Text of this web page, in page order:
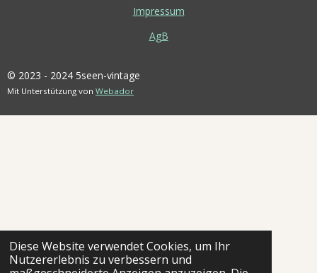
Diese Website verwendet Cookies, um Ihr
Nutzererlebnis zu verbessern und
Impressum
AgB
© 2023 - 2024 5seen-vintage
Mit Unterstützung von Webador